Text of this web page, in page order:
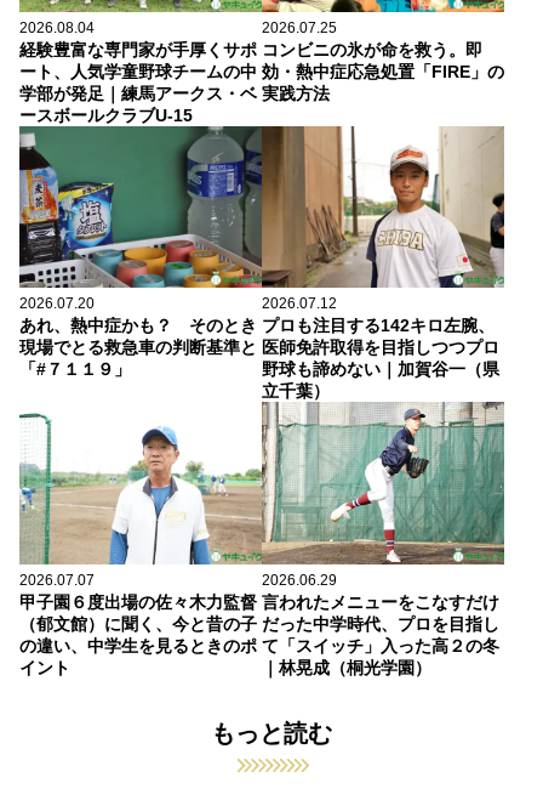
2026.08.04
経験豊富な専門家が手厚くサポ
ート、人気学童野球チームの中
学部が発足｜練馬アークス・ベ
ースボールクラブU-15
2026.07.25
コンビニの氷が命を救う。即
効・熱中症応急処置「FIRE」の
実践方法
2026.07.20
あれ、熱中症かも？ そのとき
現場でとる救急車の判断基準と
「#７１１９」
2026.07.12
プロも注目する142キロ左腕、
医師免許取得を目指しつつプロ
野球も諦めない｜加賀谷一（県
立千葉）
2026.07.07
甲子園６度出場の佐々木力監督
（郁文館）に聞く、今と昔の子
の違い、中学生を見るときのポ
イント
2026.06.29
言われたメニューをこなすだけ
だった中学時代、プロを目指し
て「スイッチ」入った高２の冬
｜林晃成（桐光学園）
もっと読む